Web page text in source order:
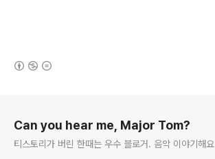
Can you hear me, Major Tom?
티스토리가 버린 한때는 우수 블로거. 음악 이야기해요